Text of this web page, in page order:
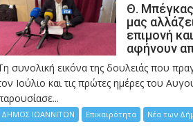
Θ.
μας
επιμονή
αφήνουν
συνολική εικόνα της δουλειάς που
Ιούλιο και τις πρώτες ημέρες του
ΔΗΜΟΣ ΙΩΑΝΝΙΤΩΝ Επικαιρότητα Νέα των